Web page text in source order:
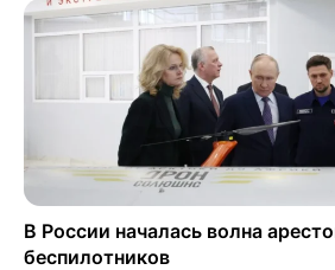
В России началась волна
беспилотников